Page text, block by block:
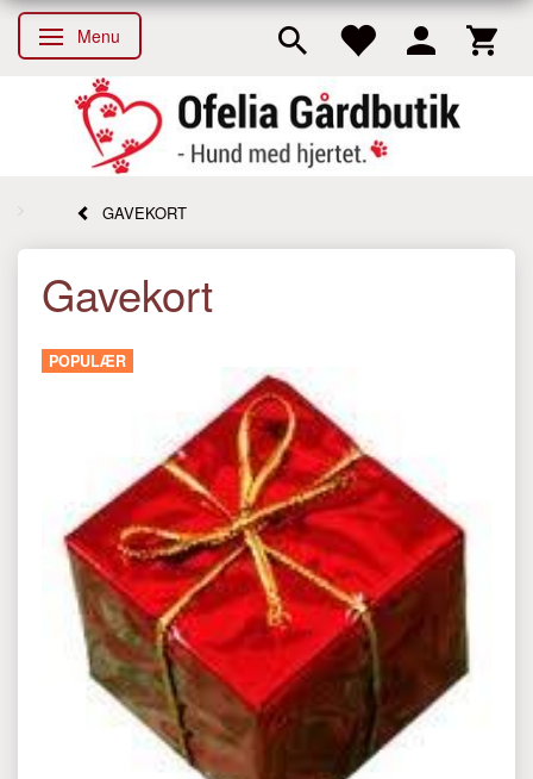
Skifte navigation
Menu
GAVEKORT
Gavekort
POPULÆR